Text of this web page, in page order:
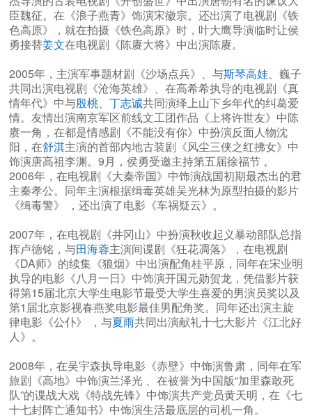
臣魏征。在《浪子燕青》饰演宋徽宗。还出演了电视剧《铁
色高原》，就在拍摄《铁色高原》时，叶大鹰导演临时让侯
勇接替姜文在电视剧《陈赓大将》中出演陈赓。
2005年，主演军事题材剧《沙场点兵》、与斯琴高娃、巍子
共同出演电视剧《沧海英雄》、在高希希执导的电视剧《真
情年代》中与殷桃、 丁志诚共同演绎上山下乡年代的纠葛爱
情。友情出演南京军区前线文工团作品《上将许世友》中陈
赓一角，在都是情感剧《不能没有你》中扮演反面人物沈
阳，在舒淇主演的首部内地古装剧《风尘三侠之红拂女》中
饰演唐高祖李渊。9月，侯勇受邀主持第五届徐福节 。
2006年，在电视剧《大秦帝国》中饰演战国初期最杰出的君
主秦孝公。同年主演根据缉毒英雄吴光林为原型拍摄的影片
《缉毒警》 ，还出演了电影《车祸疑云》。
2007年，在电视剧《井冈山》中扮演秋收起义暴动部队总指
挥卢德铭，与田海蓉主演间谍剧《狂花凋落》，在电视剧
《DA师》的续集《狼烟》中出演配角桂平原，同年在宋业明
执导的电影《八月一日》中饰演开国元勋贺龙，凭借影片获
得第15届北京大学生电影节最受大学生喜爱的男演员奖以及
第1届北京影视春燕奖电影最佳男配角奖。同年还出演主旋
律电影《公仆》 ，与夏雨共同出演献礼十七大影片《江北好
人》。
2008年，在吴宇森执导电影《赤壁》中饰演鲁肃，同年在军
旅剧《高地》中饰演兰泽光 、在被誉为中国版“加里森敢死
队”的谍战大戏《特战先锋》中饰演共产党员黄天明，在《七
十七封阵亡通知书》中饰演生活最底层的司机一角。